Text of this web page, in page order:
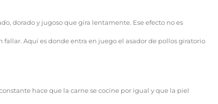
dorado y jugoso que gira lentamente. Ese efecto no es
Aquí es donde entra en juego el asador de pollos giratorio
hace que la carne se cocine por igual y que la piel